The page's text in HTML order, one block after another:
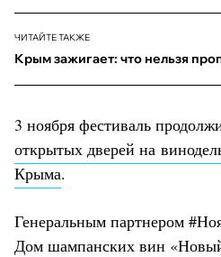
ЧИТАЙТЕ ТАКЖЕ
Крым зажигает: что нельзя
3 ноября фестиваль
открытых дверей на
Крыма.
Генеральным партнером
Дом шампанских вин